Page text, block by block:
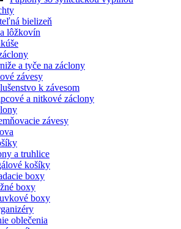
bielizeň
lôžkovín
a tyče na záclony
závesy
k závesom
a nitkové záclony
závesy
a truhlice
košíky
boxy
boxy
boxy
oblečenia